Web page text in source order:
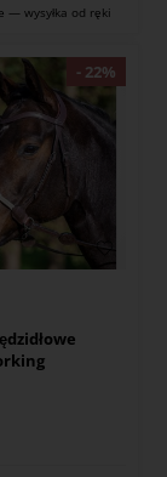
— wysyłka od ręki